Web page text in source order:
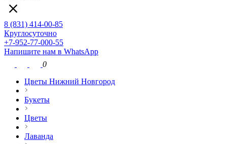
8 (831) 414-00-85
Круглосуточно
+7-952-77-000-55
Напишите нам в WhatsApp
0
Цветы Нижний Новгород
Букеты
Цветы
Лаванда